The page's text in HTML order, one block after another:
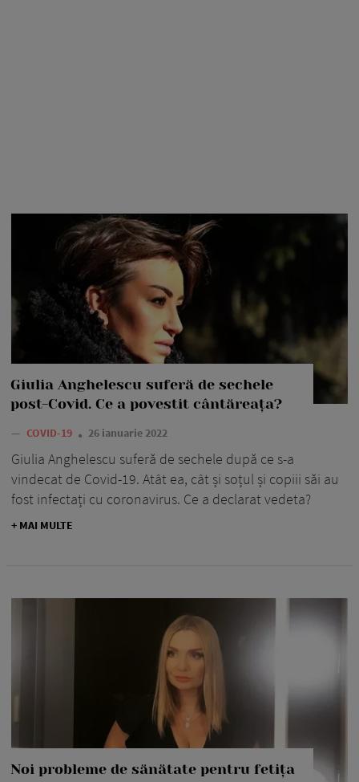
Giulia Anghelescu suferă de sechele
post-Covid. Ce a povestit cântăreața?
— COVID-19 26 ianuarie 2022
Giulia Anghelescu suferă de sechele după ce s-a
vindecat de Covid-19. Atât ea, cât și soțul și copiii săi au
fost infectați cu coronavirus. Ce a declarat vedeta?
+ MAI MULTE
Noi probleme de sănătate pentru fetița